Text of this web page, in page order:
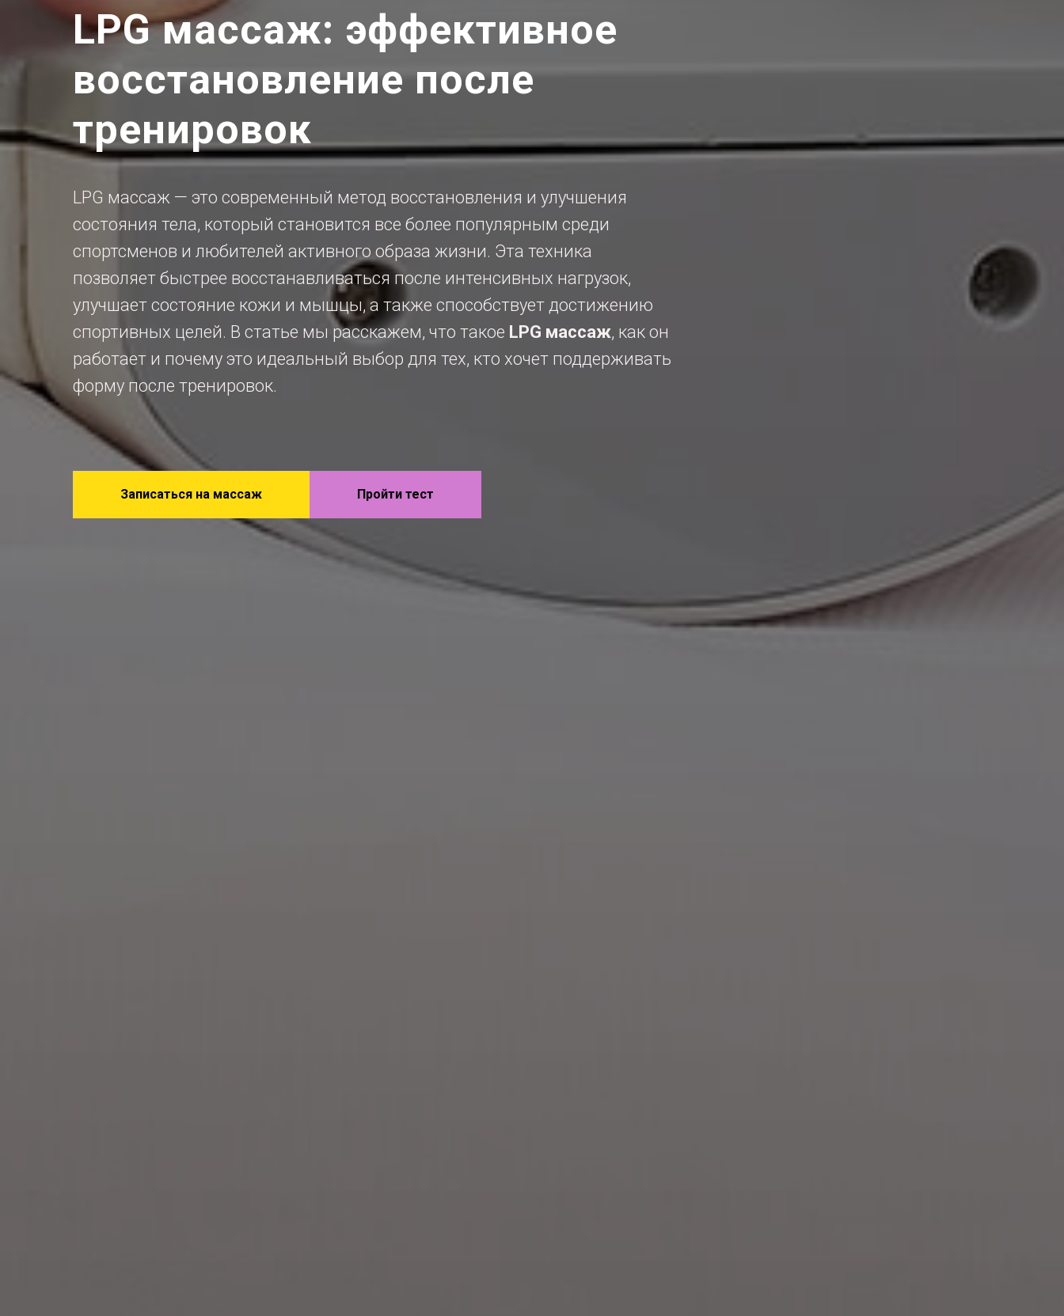
LPG массаж: эффективное
восстановление после
тренировок
LPG массаж — это современный метод восстановления и улучшения
состояния тела, который становится все более популярным среди
спортсменов и любителей активного образа жизни. Эта техника
позволяет быстрее восстанавливаться после интенсивных нагрузок,
улучшает состояние кожи и мышцы, а также способствует достижению
спортивных целей. В статье мы расскажем, что такое LPG массаж, как он
работает и почему это идеальный выбор для тех, кто хочет поддерживать
форму после тренировок.
Записаться на массаж Пройти тест